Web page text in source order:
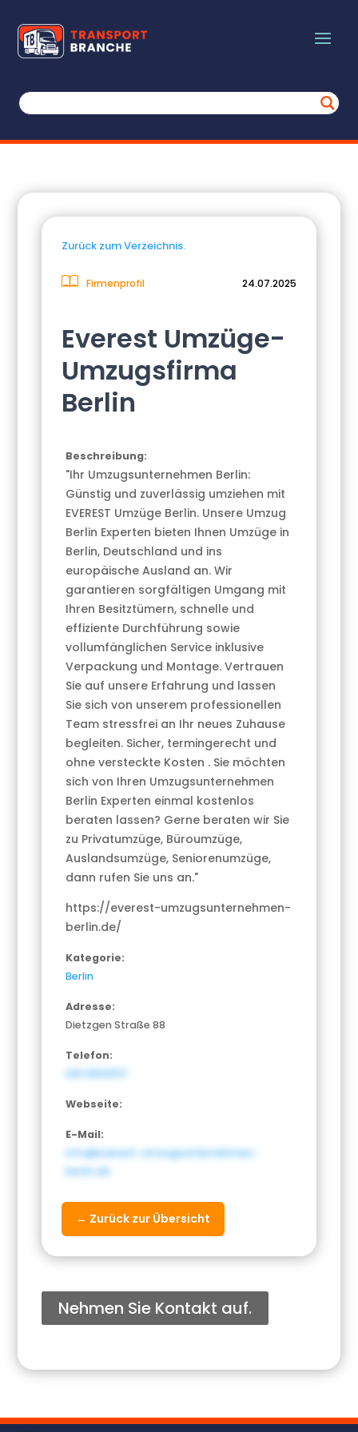
Zurück zum Verzeichnis.
Firmenprofil 24.07.2025
Everest Umzüge-
Umzugsfirma
Berlin
Beschreibung:
"Ihr Umzugsunternehmen Berlin:
Günstig und zuverlässig umziehen mit
EVEREST Umzüge Berlin. Unsere Umzug
Berlin Experten bieten Ihnen Umzüge in
Berlin, Deutschland und ins
europäische Ausland an. Wir
garantieren sorgfältigen Umgang mit
Ihren Besitztümern, schnelle und
effiziente Durchführung sowie
vollumfänglichen Service inklusive
Verpackung und Montage. Vertrauen
Sie auf unsere Erfahrung und lassen
Sie sich von unserem professionellen
Team stressfrei an Ihr neues Zuhause
begleiten. Sicher, termingerecht und
ohne versteckte Kosten . Sie möchten
sich von Ihren Umzugsunternehmen
Berlin Experten einmal kostenlos
beraten lassen? Gerne beraten wir Sie
zu Privatumzüge, Büroumzüge,
Auslandsumzüge, Seniorenumzüge,
dann rufen Sie uns an."
https://everest-umzugsunternehmen-
berlin.de/
Kategorie:
Berlin
Adresse:
Dietzgen Straße 88
Telefon:
030 65010117
Webseite:
E-Mail:
info@everest-umzugsunternehmen-
berlin.de
← Zurück zur Übersicht
Nehmen Sie Kontakt auf.